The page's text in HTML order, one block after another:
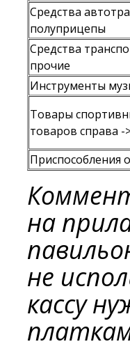
Средства
полуприцепы
Средства
прочие
Инструменты
Товары
товаров справа -
Приспособления
на
не
кассу